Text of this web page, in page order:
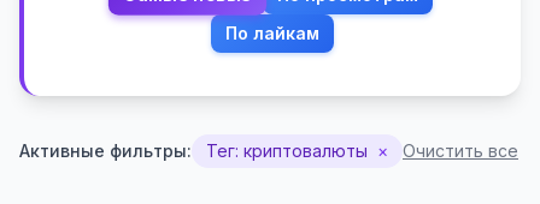
По лайкам
Активные фильтры: Тег: криптовалюты × Очистить все